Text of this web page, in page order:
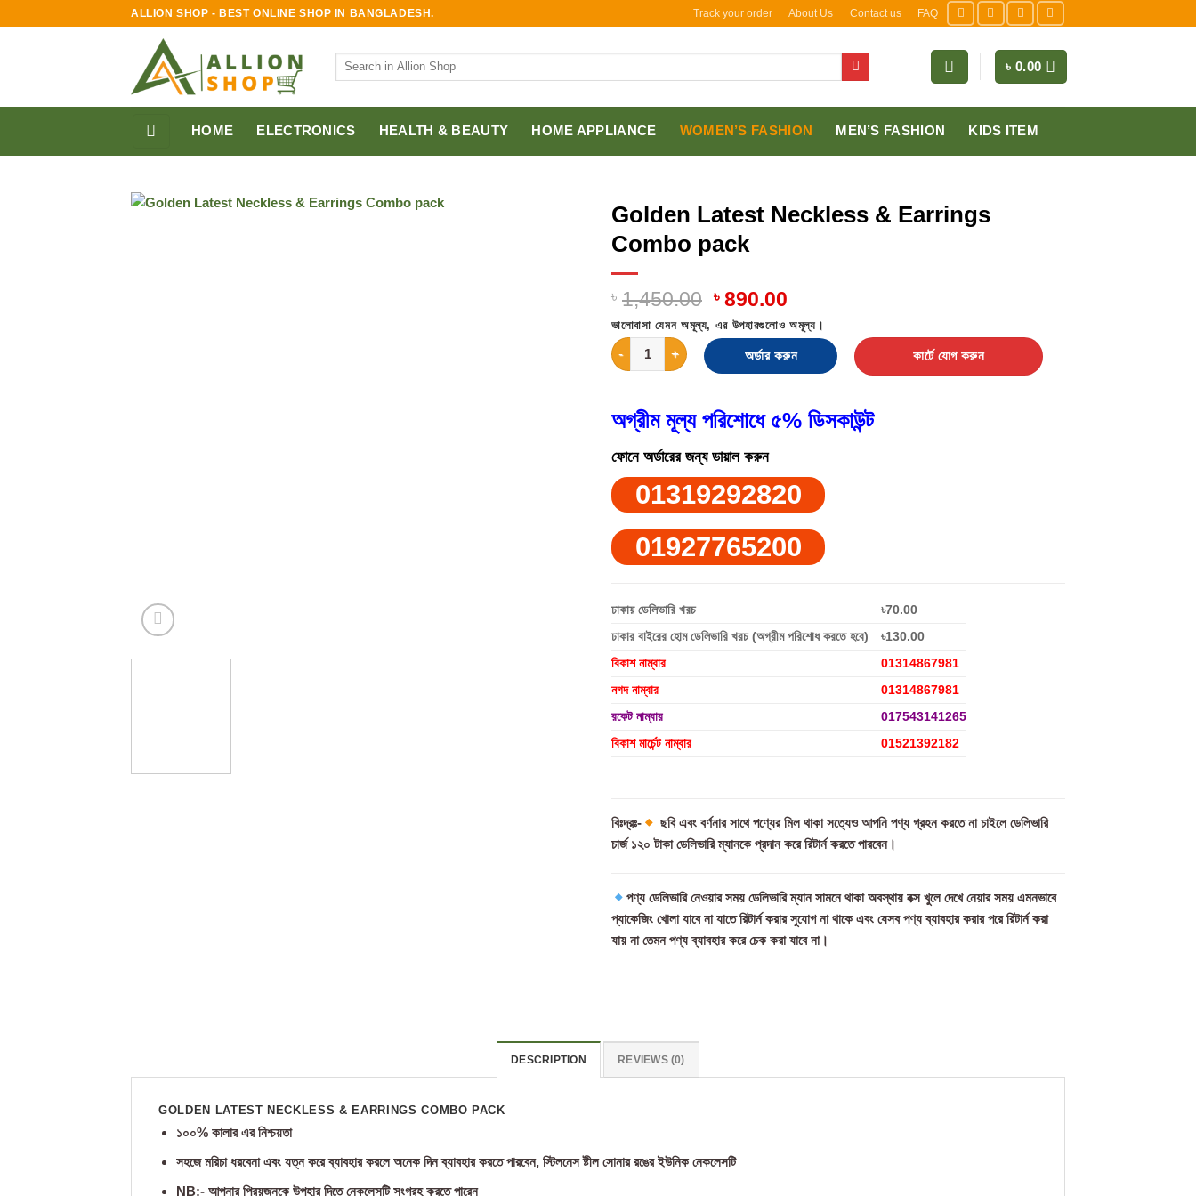
to
ALLION SHOP - BEST ONLINE SHOP IN BANGLADESH. Track your order About Us Contact us FAQ
Search
৳0.00
HOME ELECTRONICS HEALTH & BEAUTY HOME APPLIANCE WOMEN’S FASHION MEN’S FASHION KIDS ITEM
Golden Latest Neckless & Earrings
Combo pack
৳ 1,450.00 ৳ 890.00
ভালোবাসা যেমন অমূল্য, এর উপহারগুলোও অমূল্য।
Golden Latest Neckless & Earrings Combo pack quantity
অর্ডার করুন কার্টে যোগ করুন
অগ্রীম মূল্য পরিশোধে ৫% ডিসকাউন্ট
ফোনে অর্ডারের জন্য ডায়াল করুন
01319292820
01927765200
ঢাকায় ডেলিভারি খরচ
৳70.00
ঢাকার বাইরের হোম ডেলিভারি খরচ (অগ্রীম পরিশোধ করতে হবে)
৳130.00
বিকাশ নাম্বার
01314867981
নগদ নাম্বার
01314867981
রকেট নাম্বার
017543141265
বিকাশ মার্চেন্ট নাম্বার
01521392182
বিঃদ্রঃ-
ছবি এবং বর্ণনার সাথে পণ্যের মিল থাকা সত্যেও আপনি পণ্য গ্রহন করতে না চাইলে ডেলিভারি
চার্জ ১২০ টাকা ডেলিভারি ম্যানকে প্রদান করে রিটার্ন করতে পারবেন।
পণ্য ডেলিভারি নেওয়ার সময় ডেলিভারি ম্যান সামনে থাকা অবস্থায় বক্স খুলে দেখে নেয়ার সময় এমনভাবে
প্যাকেজিং খোলা যাবে না যাতে রিটার্ন করার সুযোগ না থাকে এবং যেসব পণ্য ব্যাবহার করার পরে রিটার্ন করা
যায় না তেমন পণ্য ব্যাবহার করে চেক করা যাবে না।
DESCRIPTION REVIEWS (0)
GOLDEN LATEST NECKLESS & EARRINGS COMBO PACK
১০০% কালার এর নিশ্চয়তা
সহজে মরিচা ধরবেনা এবং যত্ন করে ব্যাবহার করলে অনেক দিন ব্যাবহার করতে পারবেন, স্টিলনেস ষ্টীল সোনার রঙের ইউনিক নেকলেসটি
NB:- আপনার প্রিয়জনকে উপহার দিতে নেকলেসটি সংগ্রহ করতে পারেন